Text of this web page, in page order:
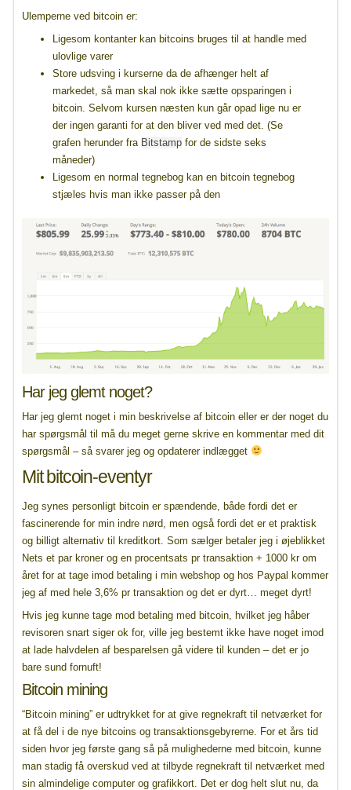
Ulemperne ved bitcoin er:
Ligesom kontanter kan bitcoins bruges til at handle med
ulovlige varer
Store udsving i kurserne da de afhænger helt af
markedet, så man skal nok ikke sætte opsparingen i
bitcoin. Selvom kursen næsten kun går opad lige nu er
der ingen garanti for at den bliver ved med det. (Se
grafen herunder fra Bitstampfor de sidste seks
måneder)
Ligesom en normal tegnebog kan en bitcoin tegnebog
stjæles hvis man ikke passer på den
Har jeg glemt noget?
Har jeg glemt noget i min beskrivelse af bitcoin eller er der noget du
har spørgsmål til må du meget gerne skrive en kommentar med dit
spørgsmål – så svarer jeg og opdaterer indlægget
Mit bitcoin-eventyr
Jeg synes personligt bitcoin er spændende, både fordi det er
fascinerende for min indre nørd, men også fordi det er et praktisk
og billigt alternativ til kreditkort. Som sælger betaler jeg i øjeblikket
Nets et par kroner og en procentsats pr transaktion + 1000 kr om
året for at tage imod betaling i min webshop og hos Paypal kommer
jeg af med hele 3,6% pr transaktion og det er dyrt… meget dyrt!
Hvis jeg kunne tage mod betaling med bitcoin, hvilket jeg håber
revisoren snart siger ok for, ville jeg bestemt ikke have noget imod
at lade halvdelen af besparelsen gå videre til kunden – det er jo
bare sund fornuft!
Bitcoin mining
“Bitcoin mining” er udtrykket for at give regnekraft til netværket for
at få del i de nye bitcoins og transaktionsgebyrerne. For et års tid
siden hvor jeg første gang så på mulighederne med bitcoin, kunne
man stadig få overskud ved at tilbyde regnekraft til netværket med
sin almindelige computer og grafikkort. Det er dog helt slut nu, da